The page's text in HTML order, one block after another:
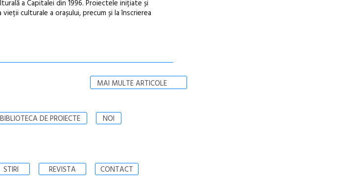
a Capitalei din 1996. Proiectele inițiate și
culturale a orașului, precum și la înscrierea
MAI MULTE ARTICOLE
BIBLIOTECA DE PROIECTE NOI
STIRI REVISTA CONTACT